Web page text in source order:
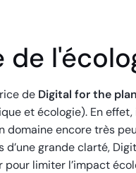
de
de Digital for the
et écologie). En
domaine encore très
grande clarté,
limiter l’impact